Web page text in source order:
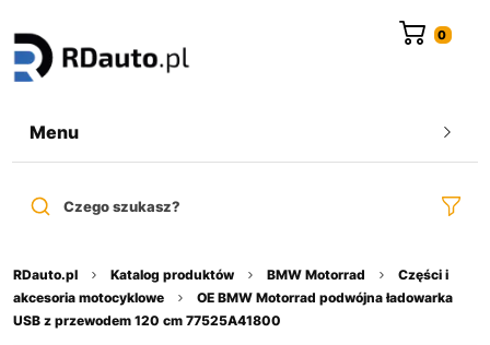
Menu
Czego szukasz?
RDauto.pl Katalog produktów BMW Motorrad
Części i
akcesoria motocyklowe
OE BMW Motorrad podwójna ładowarka
USB z przewodem 120 cm 77525A41800